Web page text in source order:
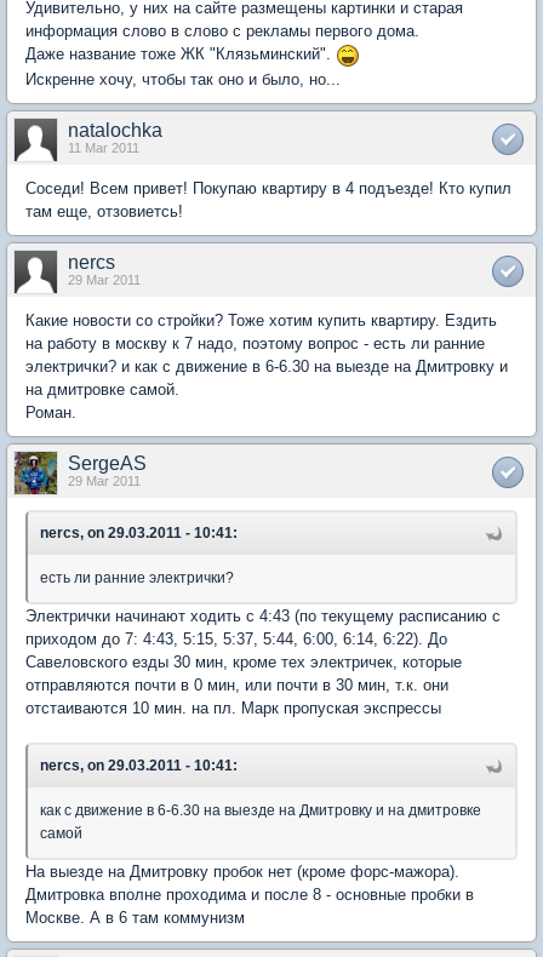
Удивительно, у них на сайте размещены картинки и старая
информация слово в слово с рекламы первого дома.
Даже название тоже ЖК "Клязьминский".
Искренне хочу, чтобы так оно и было, но...
natalochka
11 Mar 2011
Соседи! Всем привет! Покупаю квартиру в 4 подъезде! Кто купил
там еще, отзовиетсь!
nercs
29 Mar 2011
Какие новости со стройки? Тоже хотим купить квартиру. Ездить
на работу в москву к 7 надо, поэтому вопрос - есть ли ранние
электрички? и как с движение в 6-6.30 на выезде на Дмитровку и
на дмитровке самой.
Роман.
SergeAS
29 Mar 2011
nercs, on 29.03.2011 - 10:41:
есть ли ранние электрички?
Электрички начинают ходить с 4:43 (по текущему расписанию с
приходом до 7: 4:43, 5:15, 5:37, 5:44, 6:00, 6:14, 6:22). До
Савеловского езды 30 мин, кроме тех электричек, которые
отправляются почти в 0 мин, или почти в 30 мин, т.к. они
отстаиваются 10 мин. на пл. Марк пропуская экспрессы
nercs, on 29.03.2011 - 10:41:
как с движение в 6-6.30 на выезде на Дмитровку и на дмитровке
самой
На выезде на Дмитровку пробок нет (кроме форс-мажора).
Дмитровка вполне проходима и после 8 - основные пробки в
Москве. А в 6 там коммунизм